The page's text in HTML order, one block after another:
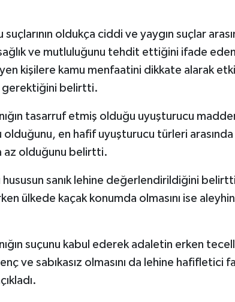
suçlarının oldukça ciddi ve yaygın suçlar
ve mutluluğunu tehdit ettiğini ifade eden
kişilere kamu menfaatini dikkate alarak
gerektiğini belirtti.
tasarruf etmiş olduğu uyuşturucu
olduğunu, en hafif uyuşturucu türleri arasında
az olduğunu belirtti.
hususun sanık lehine değerlendirildiğini
ülkede kaçak konumda olmasını ise
suçunu kabul ederek adaletin erken
ve sabıkasız olmasını da lehine